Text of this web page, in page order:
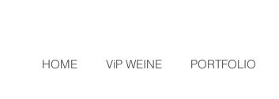
HOME ViP WEINE PORTFOLIO